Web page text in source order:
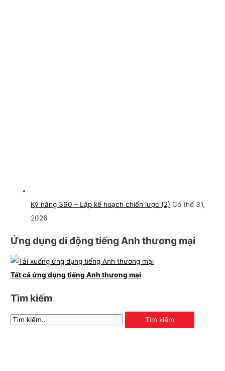
Kỹ năng 360 – Lập kế hoạch chiến lược (2) Có thể 31,
2026
Ứng dụng di động tiếng Anh thương mại
Tất cả ứng dụng tiếng Anh thương mại
Tìm kiếm